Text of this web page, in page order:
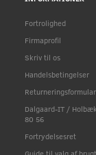
Fortrolighed
Firmaprofil
Skriv til os
Handelsbetingelser
Returneringsformular
Dalgaard-IT /
80 56
Fortrydelsesret